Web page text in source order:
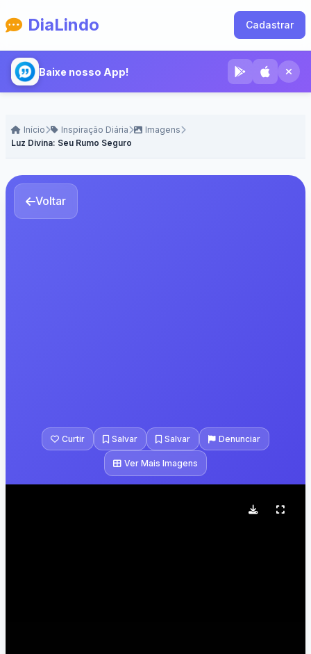
DiaLindo Cadastrar
Baixe nosso App!
Início Inspiração Diária
Imagens
Luz Divina: Seu Rumo Seguro
Voltar
Curtir Salvar Salvar Denunciar
Ver Mais Imagens